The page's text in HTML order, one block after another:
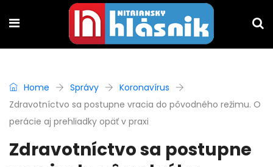
Home Správy
Koronavírus
Zdravotníctvo sa postupne vracia do pôvodného režimu. O
perácie aj prehliadky opäť v praxi
Zdravotníctvo sa postupne